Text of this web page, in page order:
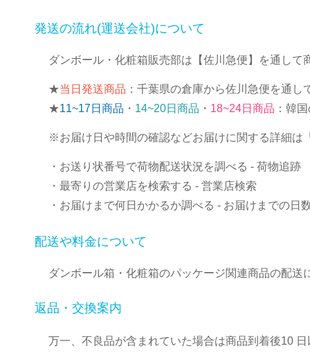
発送の流れ(運送会社)について
ダンボール・化粧箱販売部は【佐川急便】を通して
★当日発送商品 ：千葉県の倉庫から佐川急便を通し
★11~17日商品 ・ 14~20日商品 ・ 18~24日商品 ：韓
※お届け日や時間の確認などお届けに関する詳細は
・お送り状番号で荷物配送状況を調べる - 荷物追跡
・最寄りの営業店を検索する - 営業店検索
・お届けまで何日かかるか調べる - お届けまでの日
配送や料金について
ダンボール箱・化粧箱のパッケージ関連商品の配送
返品・交換案内
万一、不良品が含まれていた場合は商品到着後10